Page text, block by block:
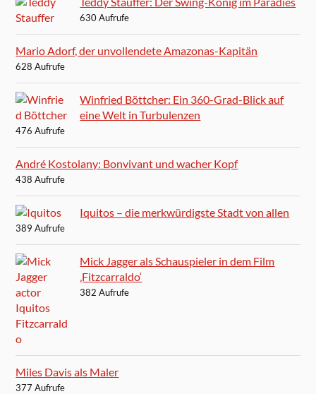
630 Aufrufe
Mario Adorf, der unvollendete Amazonas-Kapitän
628 Aufrufe
Winfried Böttcher: Ein 360-Grad-Blick auf
eine Welt in Turbulenzen
476 Aufrufe
André Kostolany: Bonvivant und wacher Kopf
438 Aufrufe
Iquitos – die merkwürdigste Stadt von allen
389 Aufrufe
Mick Jagger als Schauspieler in dem Film
‚Fitzcarraldo‘
382 Aufrufe
Miles Davis als Maler
377 Aufrufe